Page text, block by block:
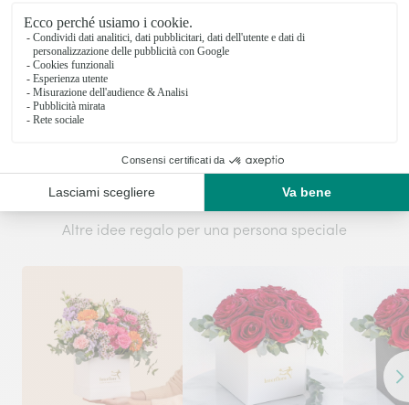
tutti i tuoi ordini in Italia per un anno dalla data di
abbonamento.
Consegna in giornata o su appuntamento da parte di
un fiorista locale.
Ti potrebbe interessare
Altre idee regalo per una persona speciale